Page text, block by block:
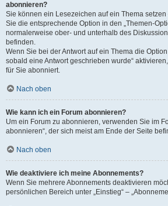
abonnieren?
Sie können ein Lesezeichen auf ein Thema
Sie die entsprechende Option in den „Themen-
normalerweise ober- und unterhalb des
befinden.
Wenn Sie bei der Antwort auf ein Thema die
sobald eine Antwort geschrieben wurde“
für Sie abonniert.
Nach oben
Wie kann ich ein Forum abonnieren?
Um ein Forum zu abonnieren, verwenden Sie im
abonnieren“, der sich meist am Ende der Seite
Nach oben
Wie deaktiviere ich meine Abonnements?
Wenn Sie mehrere Abonnements deaktivieren
persönlichen Bereich unter „Einstieg“ –